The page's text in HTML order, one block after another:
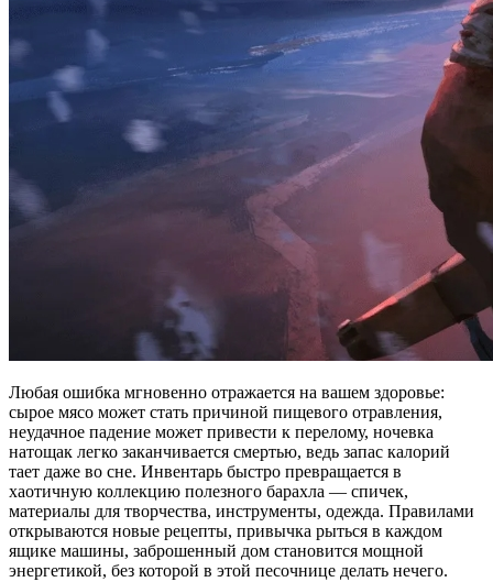
Любая ошибка мгновенно отражается на вашем здоровье:
сырое мясо может стать причиной пищевого отравления,
неудачное падение может привести к перелому, ночевка
натощак легко заканчивается смертью, ведь запас калорий
тает даже во сне. Инвентарь быстро превращается в
хаотичную коллекцию полезного барахла — спичек,
материалы для творчества, инструменты, одежда. Правилами
открываются новые рецепты, привычка рыться в каждом
ящике машины, заброшенный дом становится мощной
энергетикой, без которой в этой песочнице делать нечего.